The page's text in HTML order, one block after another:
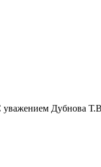
уважением Дубнова